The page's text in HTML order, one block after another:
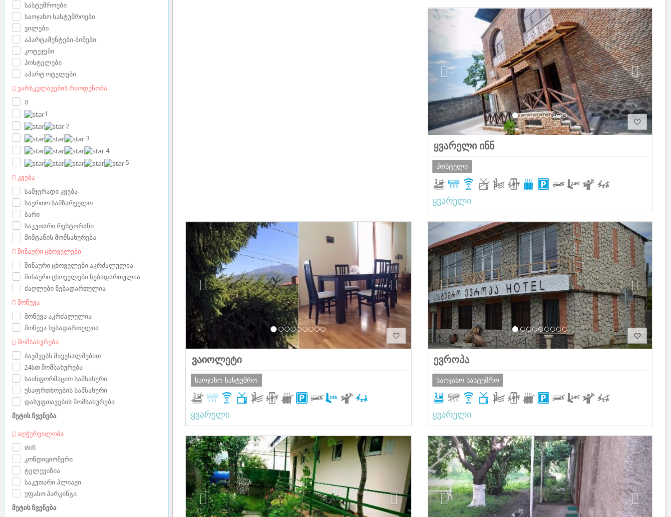
სასტუმროები
საოჯახო სასტუმროები
ვილები
აპარტამენტები-ბინები
კოტეჯები
ჰოსტელები
აპარტ ოტელები
ვარსკვლავების რაოდენობა
0
1
2
3
4
5
კვება
სამჯერადი კვება
საერთო სამზარეულო
ბარი
საკუთარი რესტორანი
მიმტანის მომსახურება
შინაური ცხოველები
შინაური ცხოველები აკრძალულია
შინაური ცხოველები ნებადართულია
ძაღლები ნებადართულია
მოწევა
მოწევა აკრძალულია
მოწევა ნებადართულია
მომსახურება
ბავშვებს მივესალმებით
24სთ მომსახურება
საინფორმაციო სამსახური
უსაფრთხოების სამსახური
დასუფთავების მომსახურება
მეტის ჩვენება
აღჭურვილობა
Wifi
კონდიციონერი
ტელევიზია
საკუთარი პლიაჟი
უფასო პარკინგი
მეტის ჩვენება
Previous Next
ყვარელი ინნ
ჰოსტელი
ყვარელი
Previous Next
ვაიოლეტი
საოჯახო სასტუმრო
ყვარელი
Previous Next
ევროპა
საოჯახო სასტუმრო
ყვარელი
Previous Next Previous Next